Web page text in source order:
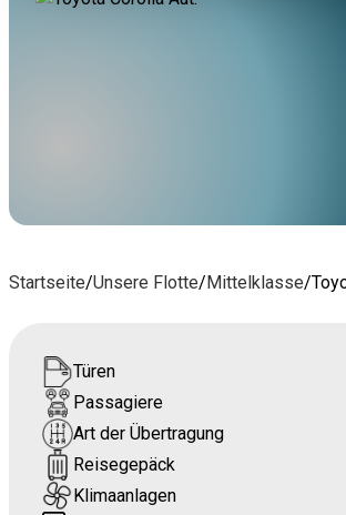
Startseite/Unsere Flotte/Mittelklasse/
Türen
Passagiere
Art der Übertragung
Reisegepäck
Klimaanlagen